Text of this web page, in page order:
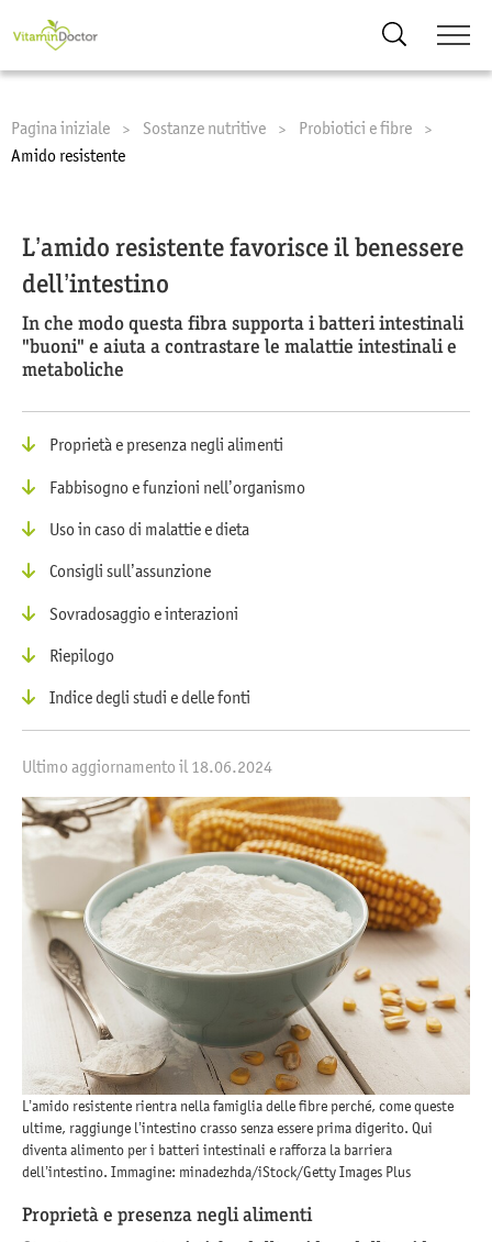
Pagina iniziale Sostanze nutritive
Probiotici e fibre
Current:
Amido resistente
L’amido resistente favorisce il benessere
dell’intestino
In che modo questa fibra supporta i batteri intestinali
"buoni" e aiuta a contrastare le malattie intestinali e
metaboliche
Proprietà e presenza negli alimenti
Fabbisogno e funzioni nell’organismo
Uso in caso di malattie e dieta
Consigli sull’assunzione
Sovradosaggio e interazioni
Riepilogo
Indice degli studi e delle fonti
Ultimo aggiornamento il 18.06.2024
L’amido resistente rientra nella famiglia delle fibre perché, come queste
ultime, raggiunge l’intestino crasso senza essere prima digerito. Qui
diventa alimento per i batteri intestinali e rafforza la barriera
dell’intestino. Immagine: minadezhda/iStock/Getty Images Plus
Proprietà e presenza negli alimenti